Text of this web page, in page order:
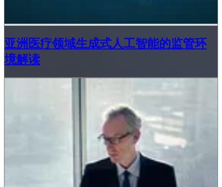
亚洲医疗领域生成式人工智能的监管环
境解读